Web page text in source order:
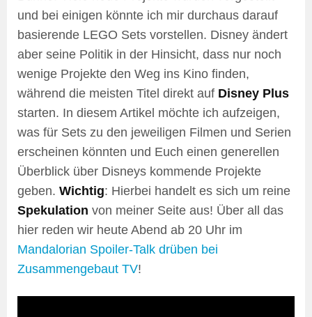
und bei einigen könnte ich mir durchaus darauf
basierende LEGO Sets vorstellen. Disney ändert
aber seine Politik in der Hinsicht, dass nur noch
wenige Projekte den Weg ins Kino finden,
während die meisten Titel direkt auf Disney Plus
starten. In diesem Artikel möchte ich aufzeigen,
was für Sets zu den jeweiligen Filmen und Serien
erscheinen könnten und Euch einen generellen
Überblick über Disneys kommende Projekte
geben. Wichtig: Hierbei handelt es sich um reine
Spekulation von meiner Seite aus! Über all das
hier reden wir heute Abend ab 20 Uhr im
Mandalorian Spoiler-Talk drüben bei
Zusammengebaut TV!